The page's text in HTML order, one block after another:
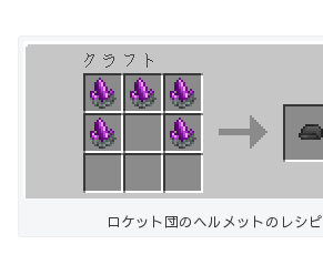
ロケット団のヘルメットのレシピ